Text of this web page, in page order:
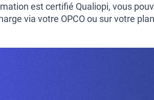
est certifié Qualiopi, vous
via votre OPCO ou sur votre